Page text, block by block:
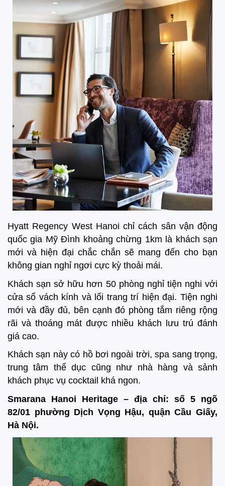
Hyatt Regency West Hanoi chỉ cách sân vận động
quốc gia Mỹ Đình khoảng chừng 1km là khách sạn
mới và hiện đại chắc chắn sẽ mang đến cho bạn
không gian nghỉ ngơi cực kỳ thoải mái.
Khách sạn sở hữu hơn 50 phòng nghỉ tiện nghi với
cửa sổ vách kính và lối trang trí hiện đại. Tiện nghi
mới và đầy đủ, bên cạnh đó phòng tắm riêng rộng
rãi và thoáng mát được nhiều khách lưu trú đánh
giá cao.
Khách sạn này có hồ bơi ngoài trời, spa sang trọng,
trung tâm thể dục cũng như nhà hàng và sảnh
khách phục vụ cocktail khá ngon.
Smarana Hanoi Heritage – địa chỉ: số 5 ngõ
82/01 phường Dịch Vọng Hậu, quận Cầu Giấy,
Hà Nội.